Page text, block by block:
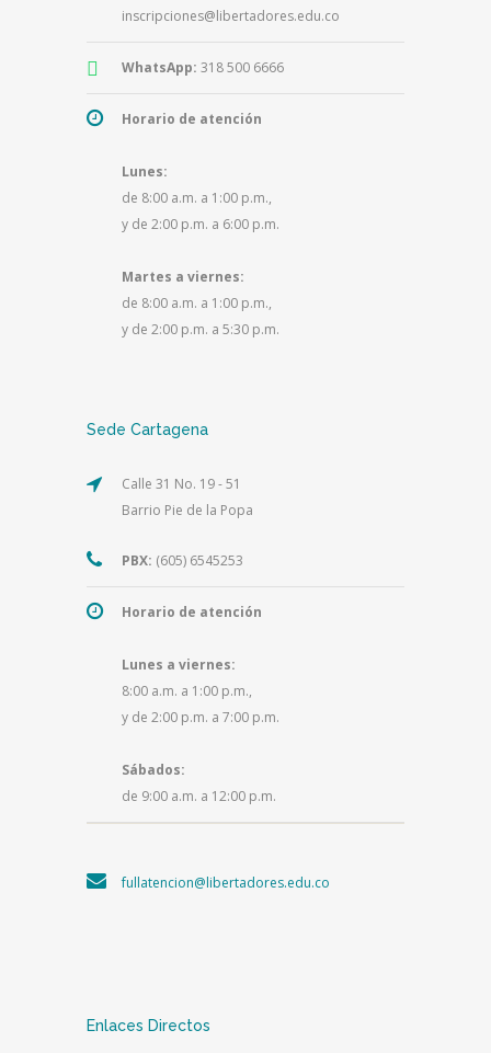
inscripciones@libertadores.edu.co
WhatsApp: 318 500 6666
Horario de atención
Lunes:
de 8:00 a.m. a 1:00 p.m.,
y de 2:00 p.m. a 6:00 p.m.
Martes a viernes:
de 8:00 a.m. a 1:00 p.m.,
y de 2:00 p.m. a 5:30 p.m.
Sede Cartagena
Calle 31 No. 19 - 51
Barrio Pie de la Popa
PBX: (605) 6545253
Horario de atención
Lunes a viernes:
8:00 a.m. a 1:00 p.m.,
y de 2:00 p.m. a 7:00 p.m.
Sábados:
de 9:00 a.m. a 12:00 p.m.
fullatencion@libertadores.edu.co
Enlaces Directos